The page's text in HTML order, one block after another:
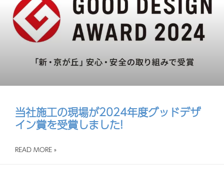
当社施工の現場が2024年度グッドデザ
イン賞を受賞しました!
READ MORE »